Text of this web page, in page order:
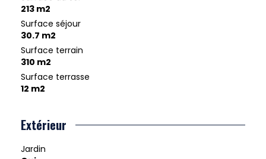
213 m2
Surface séjour
30.7 m2
Surface terrain
310 m2
Surface terrasse
12 m2
Extérieur
Jardin